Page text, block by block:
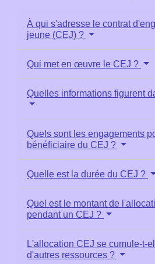
À qui s'adresse le contrat
jeune (CEJ) ?
Qui met en œuvre le CEJ ?
Quelles informations figurent
Quels sont les engagements
bénéficiaire du CEJ ?
Quelle est la durée du CEJ ?
Quel est le montant de
pendant un CEJ ?
L'allocation CEJ se cumule-t-
d'autres ressources ?